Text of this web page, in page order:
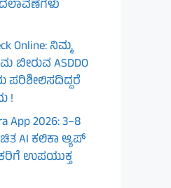
Online: ನಿಮ್ಮ
ಬೀರುವ ASDDO
ಪರಿಶೀಲಿಸದಿದ್ದರೆ
!
App 2026: 3–8
AI ಕಲಿಕಾ ಆ್ಯಪ್
ಉಪಯುಕ್ತ